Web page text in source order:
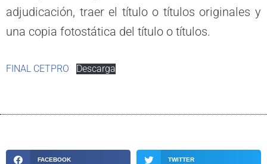
adjudicación, traer el título o títulos originales y
una copia fotostática del título o títulos.
FINAL CETPRO Descarga
FACEBOOK TWITTER